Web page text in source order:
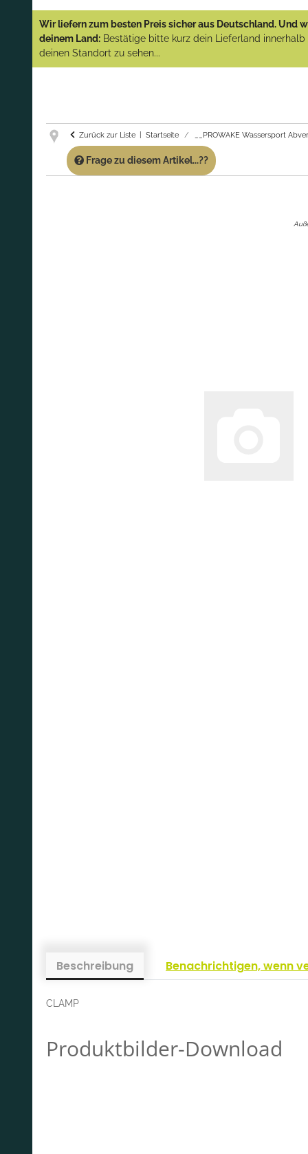
(Abverkauf)!
GARANTIE UND SERVICE:
Artikeln einfach an!
Wir liefern zum besten Preis sicher aus Deutschland. Und
deinem Land: Bestätige bitte kurz dein Lieferland
deinen Standort zu sehen...
Zurück zur Liste Startseite __PROWAKE Wassersport
Frage zu diesem Artikel...??
Beschreibung Benachrichtigen, wenn
CLAMP
Produktbilder-Download